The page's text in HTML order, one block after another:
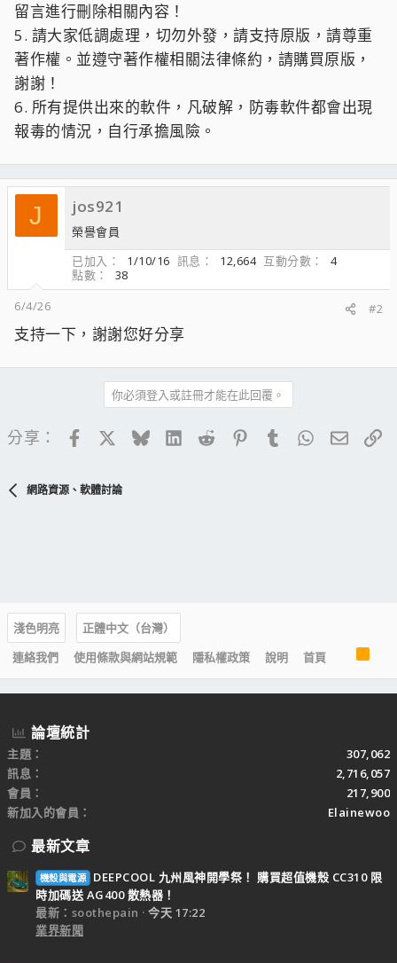
留言進行刪除相關內容！
5. 請大家低調處理，切勿外發，請支持原版，請尊重
著作權。並遵守著作權相關法律條約，請購買原版，
謝謝！
6. 所有提供出來的軟件，凡破解，防毒軟件都會出現
報毒的情況，自行承擔風險。
J jos921
榮譽會員
已加入
1/10/16 訊息 12,664 互動分數
4
點數
38
6/4/26
#2
支持一下，謝謝您好分享
你必須登入或註冊才能在此回覆。
分享： FacebookBlueskyLinkedIn
Reddit PinterestTumblrWhatsApp
電子
網路資源、軟體討論
淺色明亮
正體中文（台灣）
連絡我們
使用條款與網站規範 隱私權政策 說明 首頁
R
S
S
論壇統計
主題
307,062
訊息
2,716,057
會員
217,900
新加入的會員
Elainewoo
最新文章
機殼與電源
DEEPCOOL 九州風神開學祭！ 購買超值機殼 CC310 限
時加碼送 AG400 散熱器！
最新：soothepain
今天 17:22
業界新聞